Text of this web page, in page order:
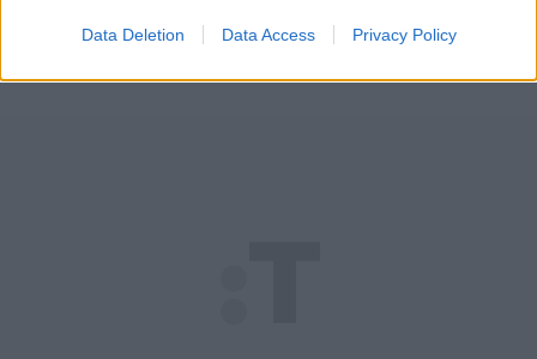
Data Deletion Data Access Privacy Policy